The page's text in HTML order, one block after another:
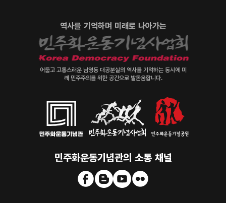
역사를 기억하며 미래로 나아가는
어둡고 고통스러운 남영동 대공분실의 역사를 기억하는 동시에 미
래 민주주의를 위한 공간으로 발돋움합니다.
민주화운동기념관의 소통 채널